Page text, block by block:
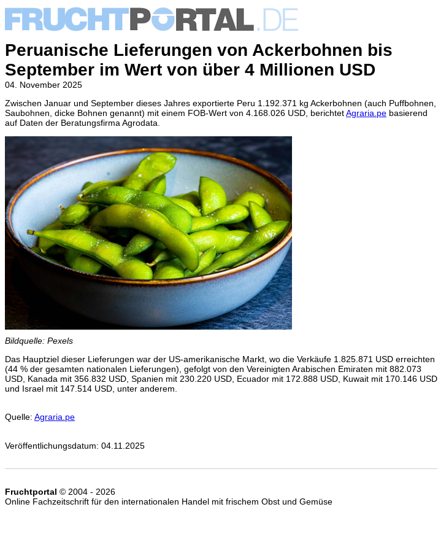
Peruanische Lieferungen von Ackerbohnen bis
September im Wert von über 4 Millionen USD
04. November 2025
Zwischen Januar und September dieses Jahres exportierte Peru 1.192.371 kg Ackerbohnen (auch Puffbohnen,
Saubohnen, dicke Bohnen genannt) mit einem FOB-Wert von 4.168.026 USD, berichtetAgraria.pe basierend
auf Daten der Beratungsfirma Agrodata.
Bildquelle: Pexels
Das Hauptziel dieser Lieferungen war der US-amerikanische Markt, wo die Verkäufe 1.825.871 USD erreichten
(44 % der gesamten nationalen Lieferungen), gefolgt von den Vereinigten Arabischen Emiraten mit 882.073
USD, Kanada mit 356.832 USD, Spanien mit 230.220 USD, Ecuador mit 172.888 USD, Kuwait mit 170.146 USD
und Israel mit 147.514 USD, unter anderem.
Quelle: Agraria.pe
Veröffentlichungsdatum: 04.11.2025
Fruchtportal © 2004 - 2026
Online Fachzeitschrift für den internationalen Handel mit frischem Obst und Gemüse